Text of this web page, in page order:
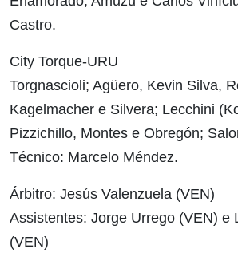
Castro.
City Torque-URU
Torgnascioli; Agüero, Kevin Silva,
Kagelmacher e Silvera; Lecchini
Pizzichillo, Montes e Obregón;
Técnico: Marcelo Méndez.
Árbitro: Jesús Valenzuela (VEN)
Assistentes: Jorge Urrego (VEN) e
(VEN)